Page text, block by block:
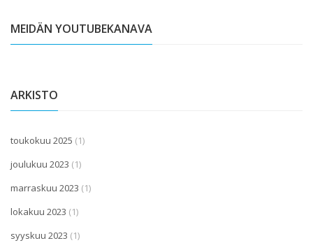
MEIDÄN YOUTUBEKANAVA
ARKISTO
toukokuu 2025 (1)
joulukuu 2023 (1)
marraskuu 2023 (1)
lokakuu 2023 (1)
syyskuu 2023 (1)